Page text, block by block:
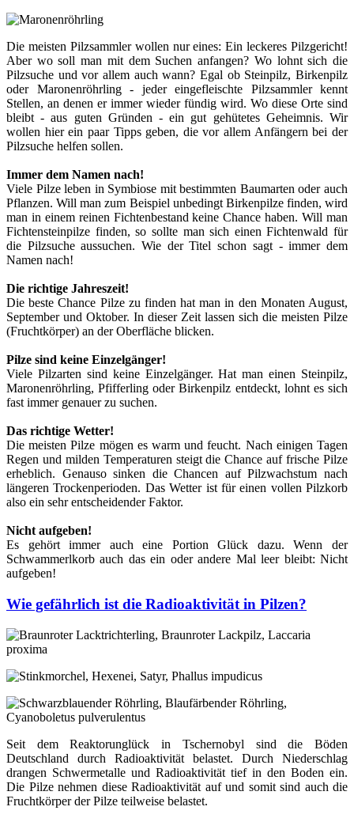
Die meisten Pilzsammler wollen nur eines: Ein leckeres Pilzgericht!
Aber wo soll man mit dem Suchen anfangen? Wo lohnt sich die
Pilzsuche und vor allem auch wann? Egal ob Steinpilz, Birkenpilz
oder Maronenröhrling - jeder eingefleischte Pilzsammler kennt
Stellen, an denen er immer wieder fündig wird. Wo diese Orte sind
bleibt - aus guten Gründen - ein gut gehütetes Geheimnis. Wir
wollen hier ein paar Tipps geben, die vor allem Anfängern bei der
Pilzsuche helfen sollen.
Immer dem Namen nach!
Viele Pilze leben in Symbiose mit bestimmten Baumarten oder auch
Pflanzen. Will man zum Beispiel unbedingt Birkenpilze finden, wird
man in einem reinen Fichtenbestand keine Chance haben. Will man
Fichtensteinpilze finden, so sollte man sich einen Fichtenwald für
die Pilzsuche aussuchen. Wie der Titel schon sagt - immer dem
Namen nach!
Die richtige Jahreszeit!
Die beste Chance Pilze zu finden hat man in den Monaten August,
September und Oktober. In dieser Zeit lassen sich die meisten Pilze
(Fruchtkörper) an der Oberfläche blicken.
Pilze sind keine Einzelgänger!
Viele Pilzarten sind keine Einzelgänger. Hat man einen Steinpilz,
Maronenröhrling, Pfifferling oder Birkenpilz entdeckt, lohnt es sich
fast immer genauer zu suchen.
Das richtige Wetter!
Die meisten Pilze mögen es warm und feucht. Nach einigen Tagen
Regen und milden Temperaturen steigt die Chance auf frische Pilze
erheblich. Genauso sinken die Chancen auf Pilzwachstum nach
längeren Trockenperioden. Das Wetter ist für einen vollen Pilzkorb
also ein sehr entscheidender Faktor.
Nicht aufgeben!
Es gehört immer auch eine Portion Glück dazu. Wenn der
Schwammerlkorb auch das ein oder andere Mal leer bleibt: Nicht
aufgeben!
Wie gefährlich ist die Radioaktivität in Pilzen?
Seit dem Reaktorunglück in Tschernobyl sind die Böden
Deutschland durch Radioaktivität belastet. Durch Niederschlag
drangen Schwermetalle und Radioaktivität tief in den Boden ein.
Die Pilze nehmen diese Radioaktivität auf und somit sind auch die
Fruchtkörper der Pilze teilweise belastet.